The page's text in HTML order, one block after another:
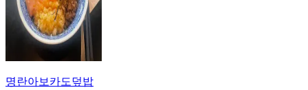
명란아보카도덮밥